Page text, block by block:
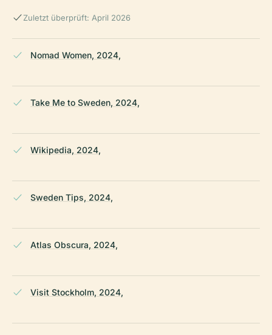
Zuletzt überprüft: April 2026
Nomad Women, 2024,
Take Me to Sweden, 2024,
Wikipedia, 2024,
Sweden Tips, 2024,
Atlas Obscura, 2024,
Visit Stockholm, 2024,